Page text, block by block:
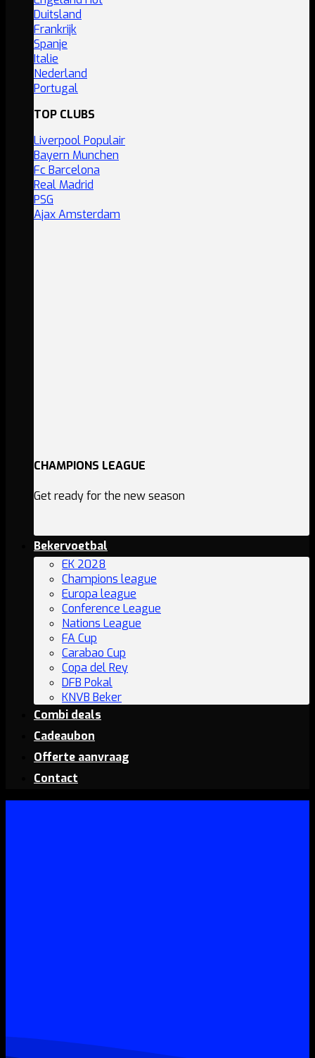
Duitsland
Frankrijk
Spanje
Italie
Nederland
Portugal
TOP CLUBS
Liverpool
Bayern Munchen
Fc Barcelona
Real Madrid
PSG
Ajax Amsterdam
CHAMPIONS LEAGUE
Get ready for the new season
Bekervoetbal
EK 2028
Champions league
Europa league
Conference League
Nations League
FA Cup
Carabao Cup
Copa del Rey
DFB Pokal
KNVB Beker
Combi deals
Cadeaubon
Offerte aanvraag
Contact